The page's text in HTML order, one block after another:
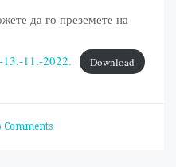
да го преземете на
11.-2022.
Download
Comments